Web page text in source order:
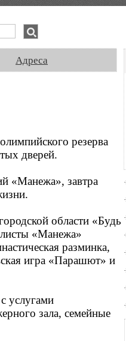
Адреса
резерва
дверей.
«Манежа», завтра
области «Будь
«Манежа»
разминка,
игра «Парашют» и
услугами
зала, семейные